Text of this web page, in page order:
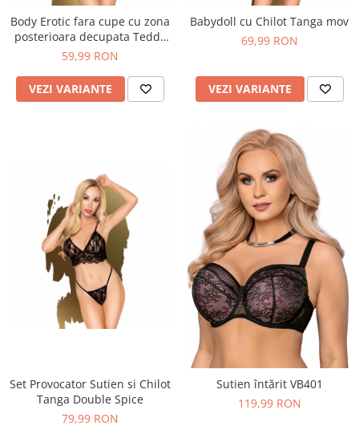
Body Erotic fara cupe cu zona
posterioara decupata Teddy
Black
59,99 RON
VEZI VARIANTE
Babydoll cu Chilot Tanga mov
69,99 RON
VEZI VARIANTE
Set Provocator Sutien si Chilot
Tanga Double Spice
79,99 RON
Sutien întărit VB401
119,99 RON